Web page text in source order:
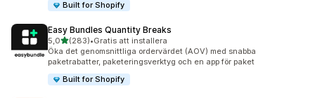
Built for Shopify
Easy Bundles Quantity Breaks
5,0av 5 stjärnor
(283)
283 recensioner totalt
•Gratis att installera
Öka det genomsnittliga ordervärdet (AOV) med snabba
paketrabatter, paketeringsverktyg och en app för paket
Built for Shopify